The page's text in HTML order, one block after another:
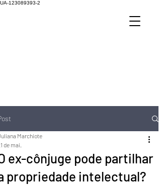
UA-123089393-2
ex-cônjuge pode partilhar
propriedade intelectual?
Marchiote
de mai.